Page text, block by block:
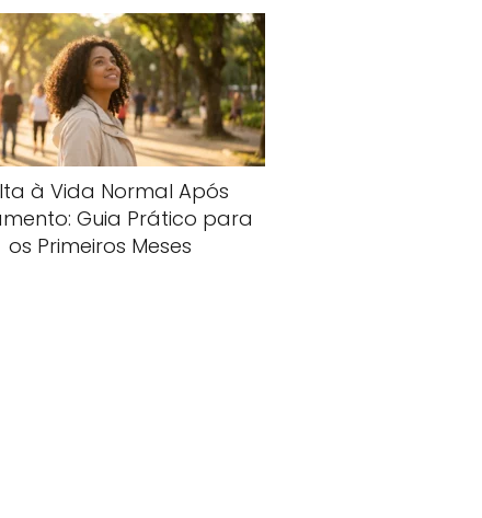
à Vida Normal Após
Guia Prático para
os Primeiros Meses